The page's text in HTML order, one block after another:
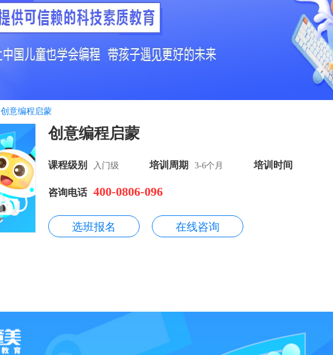
创意编程启蒙
创意编程启蒙
课程级别 入门级 培训周期 3-6个月 培训时间
咨询电话 400-0806-096
选班报名 在线咨询